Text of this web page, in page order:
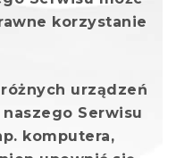
korzystanie
urządzeń
Serwisu
komputera,